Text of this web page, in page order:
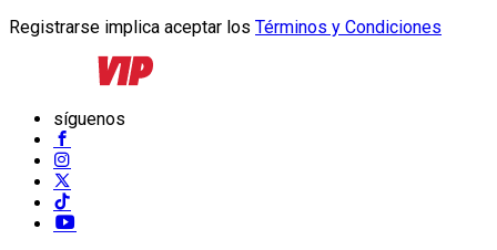
Registrarse implica aceptar los Términos y Condiciones
síguenos